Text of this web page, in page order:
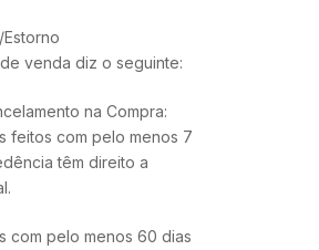
venda diz o seguinte:
na Compra:
feitos com pelo menos 7
têm direito a
com pelo menos 60 dias